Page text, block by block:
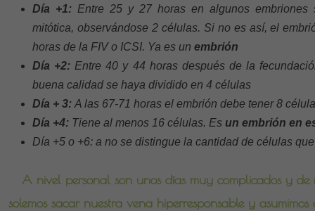
Día +1: Entre 25 y 27 horas en algunos embriones
mitótica, observándose 2 células. Si no es así, el
horas de la FIV o ICSI. Ya es un embrión
Día +2: Entre 40 y 44 horas después de la
buena calidad se haya dividido en 4 células
Día + 3: A las 67-71 horas el embrión debe tener 8
Día +4: Tiene al menos 16 células. Es un embrión en
Día +5 o +6: a no se distingue la cantidad de células
A nivel personal son unos días muy complicados y de
solemos sacar nuestra vena hiperresponsable y